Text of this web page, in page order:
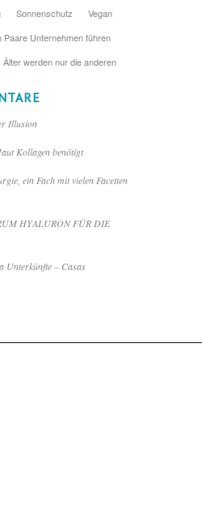
Sonnenschutz
Vegan
Paare Unternehmen führen
Älter werden nur die anderen
Illusion
Kollagen benötigt
ein Fach mit vielen Facetten
HYALURON FÜR DIE
Unterkünfte – Casas